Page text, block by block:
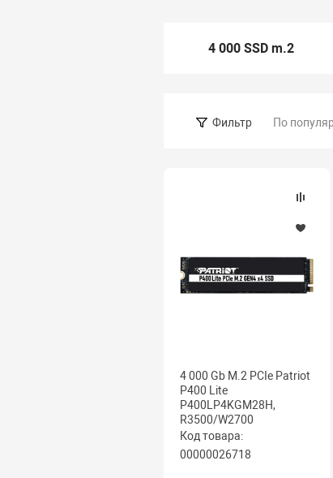
4 000 SSD m.2
Фильтр По
4 000 Gb M.2 PCIe Patriot
P400 Lite
P400LP4KGM28H,
R3500/W2700
Код товара:
00000026718